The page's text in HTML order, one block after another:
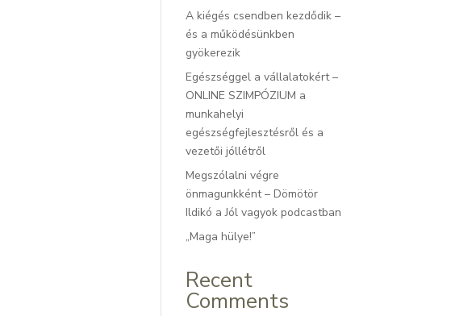
A kiégés csendben kezdődik –
és a működésünkben
gyökerezik
Egészséggel a vállalatokért –
ONLINE SZIMPÓZIUM a
munkahelyi
egészségfejlesztésről és a
vezetői jóllétről
Megszólalni végre
önmagunkként – Dömötör
Ildikó a Jól vagyok podcastban
„Maga hülye!”
Recent
Comments